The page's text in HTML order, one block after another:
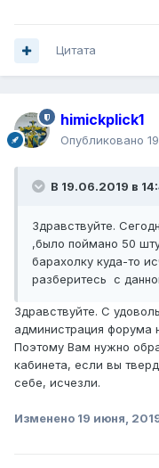
Цитата
himickplick1
Опубликовано
В 19.06.2019 в
Здравствуйте.
,было поймано 50
барахолку куда-то
разберитесь с
Здравствуйте. С
администрация форума
Поэтому Вам нужно
кабинета, если вы
себе, исчезли.
Изменено 19 июня,